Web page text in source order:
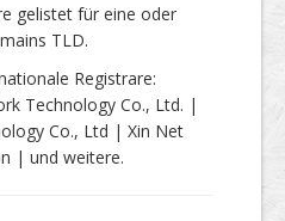
gelistet für eine oder
TLD.
Registrare:
Technology Co., Ltd. |
Co., Ltd | Xin Net
| und weitere.